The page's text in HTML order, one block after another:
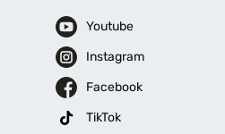
Youtube
Instagram
Facebook
TikTok